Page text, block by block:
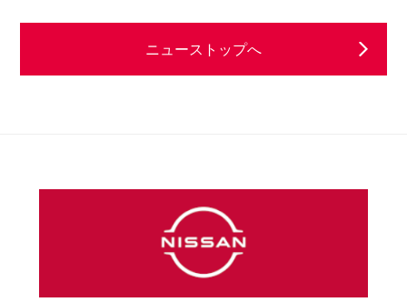
ニューストップへ